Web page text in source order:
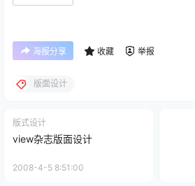
海报分享 收藏 举报
版面设计
版式设计
view杂志版面设计
2008-4-5 8:51:00